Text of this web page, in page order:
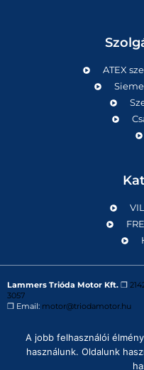
ATEX
Lammers Trióda Motor Kft. ❒
3057
❒ Email: motor@triodamotor.hu
Powered byDigit-Now Kft.
Adatvédelmi
A jobb felhasználói
használunk. Oldalunk